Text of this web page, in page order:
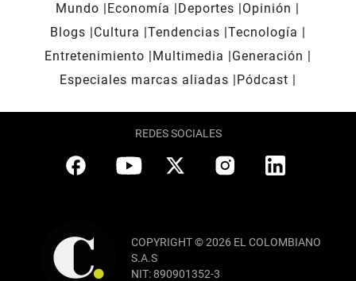
Mundo Economía Deportes
Opinión
Blogs
Cultura Tendencias Tecnología
Entretenimiento
Multimedia
Generación
Especiales marcas aliadas
Pódcast
REDES SOCIALES
COPYRIGHT © 2026 EL COLOMBIANO
S.A.S
NIT: 890901352-3